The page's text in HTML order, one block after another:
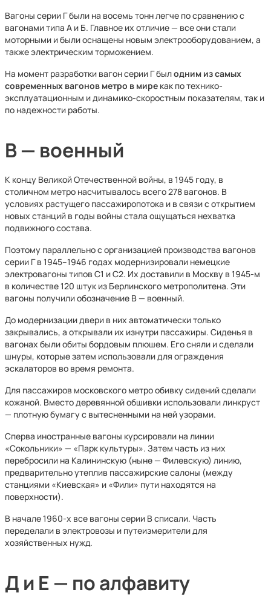
Вагоны серии Г были на восемь тонн легче по сравнению с
вагонами типа А и Б. Главное их отличие — все они стали
моторными и были оснащены новым электрооборудованием, а
также электрическим торможением.
На момент разработки вагон серии Г былодним из самых
современных вагонов метро в мире как по технико-
эксплуатационным и динамико-скоростным показателям, так и
по надежности работы.
В — военный
К концу Великой Отечественной войны, в 1945 году, в
столичном метро насчитывалось всего 278 вагонов. В
условиях растущего пассажиропотока и в связи с открытием
новых станций в годы войны стала ощущаться нехватка
подвижного состава.
Поэтому параллельно с организацией производства вагонов
серии Г в 1945–1946 годах модернизировали немецкие
электровагоны типов С1 и С2. Их доставили в Москву в 1945-м
в количестве 120 штук из Берлинского метрополитена. Эти
вагоны получили обозначение В — военный.
До модернизации двери в них автоматически только
закрывались, а открывали их изнутри пассажиры. Сиденья в
вагонах были обиты бордовым плюшем. Его сняли и сделали
шнуры, которые затем использовали для ограждения
эскалаторов во время ремонта.
Для пассажиров московского метро обивку сидений сделали
кожаной. Вместо деревянной обшивки использовали линкруст
— плотную бумагу с вытесненными на ней узорами.
Сперва иностранные вагоны курсировали на линии
«Сокольники» — «Парк культуры». Затем часть из них
перебросили на Калининскую (ныне — Филевскую) линию,
предварительно утеплив пассажирские салоны (между
станциями «Киевская» и «Фили» пути находятся на
поверхности).
В начале 1960-х все вагоны серии В списали. Часть
переделали в электровозы и путеизмерители для
хозяйственных нужд.
Д и Е — по алфавиту